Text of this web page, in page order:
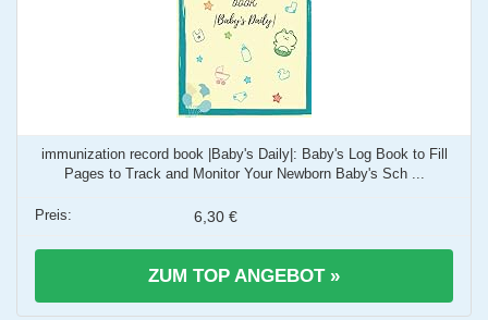
immunization record book |Baby's Daily|: Baby's Log Book to Fill
Pages to Track and Monitor Your Newborn Baby's Sch ...
6,30 €
ZUM TOP ANGEBOT »